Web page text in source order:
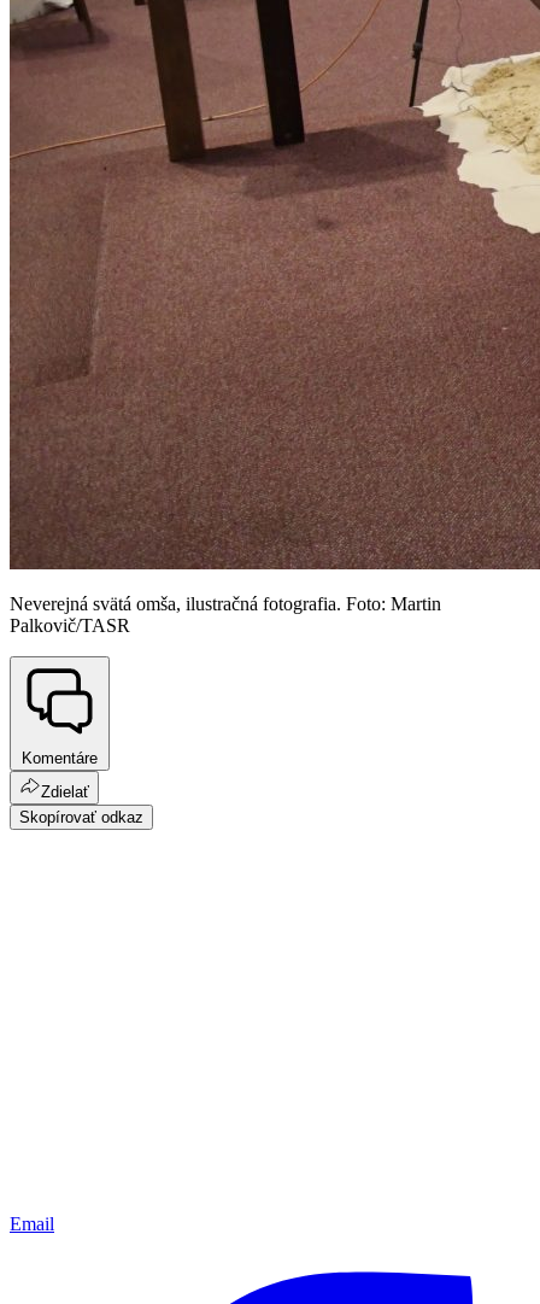
Neverejná svätá omša, ilustračná fotografia. Foto: Martin
Palkovič/TASR
Komentáre
Zdielať
Skopírovať odkaz
Email